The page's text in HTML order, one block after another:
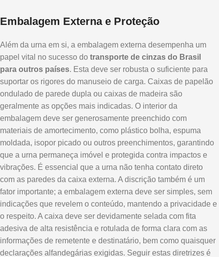
Embalagem Externa e Proteção
Além da urna em si, a embalagem externa desempenha um
papel vital no sucesso do transporte de cinzas do Brasil
para outros países. Esta deve ser robusta o suficiente para
suportar os rigores do manuseio de carga. Caixas de papelão
ondulado de parede dupla ou caixas de madeira são
geralmente as opções mais indicadas. O interior da
embalagem deve ser generosamente preenchido com
materiais de amortecimento, como plástico bolha, espuma
moldada, isopor picado ou outros preenchimentos, garantindo
que a urna permaneça imóvel e protegida contra impactos e
vibrações. É essencial que a urna não tenha contato direto
com as paredes da caixa externa. A discrição também é um
fator importante; a embalagem externa deve ser simples, sem
indicações que revelem o conteúdo, mantendo a privacidade e
o respeito. A caixa deve ser devidamente selada com fita
adesiva de alta resistência e rotulada de forma clara com as
informações de remetente e destinatário, bem como quaisquer
declarações alfandegárias exigidas. Seguir estas diretrizes é